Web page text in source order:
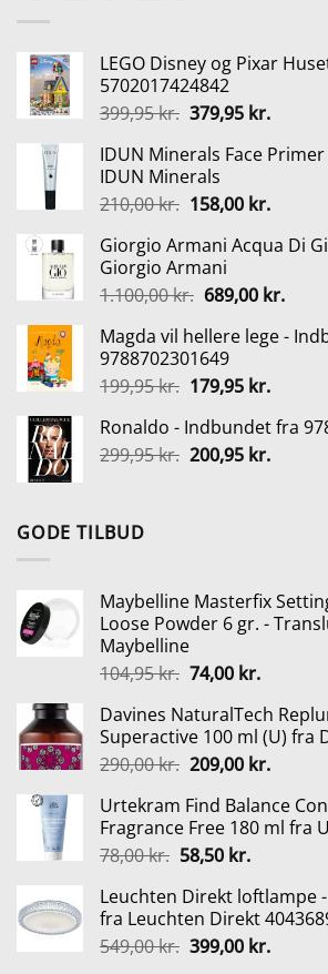
LEGO Disney og Pixar
5702017424842
399,95kr. Den
pris
var:
399,95 kr..
379,95 kr.Den
pris
379,95
IDUN Minerals Face
IDUN Minerals
210,00kr. Den
pris
var:
210,00 kr..
158,00 kr.Den
pris
158,00
Giorgio Armani Acqua Di
Giorgio Armani
1.100,00kr. Den
pris
var:
1.100,00 kr..
689,00 kr.Den
pris
Magda vil hellere lege -
9788702301649
199,95kr. Den
pris
var:
179,95 kr.Den
pris
er:
Ronaldo - Indbundet fra
299,95kr. Den
200,95 kr.Den
GODE TILBUD
Maybelline Masterfix
Loose Powder 6 gr. -
Maybelline
104,95kr. Den
pris
var:
104,95 kr..
74,00 kr.Den
pris
er:
74,00 kr..
Davines NaturalTech
Superactive 100 ml (U) fra
290,00kr. Den
pris
var:
290,00 kr..
209,00 kr.Den
pris
er:
Urtekram Find Balance
Fragrance Free 180 ml fra
78,00kr. Den
pris
var:
78,00 kr..
58,50 kr.Den
pris
er:
58,50 kr..
Leuchten Direkt loftlampe
fra Leuchten Direkt
549,00kr. Den
399,00 kr.Den